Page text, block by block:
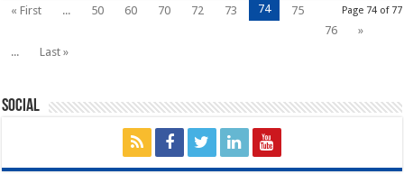
Page 74 of 77
« First ... 50 60 70 72 73 74
75
76
»
...
Last »
Social